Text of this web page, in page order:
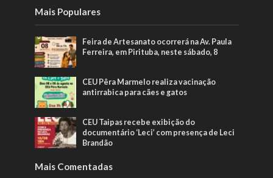
Mais Populares
Feira de Artesanato ocorrerá na Av. Paula
Ferreira, em Pirituba, neste sábado, 8
CEU Pêra Marmelo realiza vacinação
antirrabica para cães e gatos
CEU Taipas recebe exibição do
documentário ‘Leci’ com presença de Leci
Brandão
Mais Comentadas